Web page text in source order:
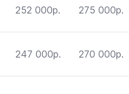
252 000р. 275 000р.
247 000р. 270 000р.